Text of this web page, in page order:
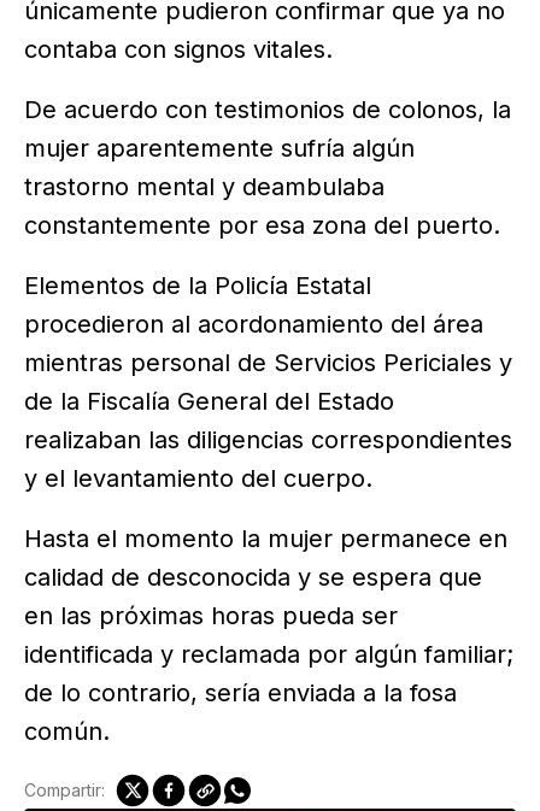
únicamente pudieron confirmar que ya no
contaba con signos vitales.
De acuerdo con testimonios de colonos, la
mujer aparentemente sufría algún
trastorno mental y deambulaba
constantemente por esa zona del puerto.
Elementos de la Policía Estatal
procedieron al acordonamiento del área
mientras personal de Servicios Periciales y
de la Fiscalía General del Estado
realizaban las diligencias correspondientes
y el levantamiento del cuerpo.
Hasta el momento la mujer permanece en
calidad de desconocida y se espera que
en las próximas horas pueda ser
identificada y reclamada por algún familiar;
de lo contrario, sería enviada a la fosa
común.
Compartir: